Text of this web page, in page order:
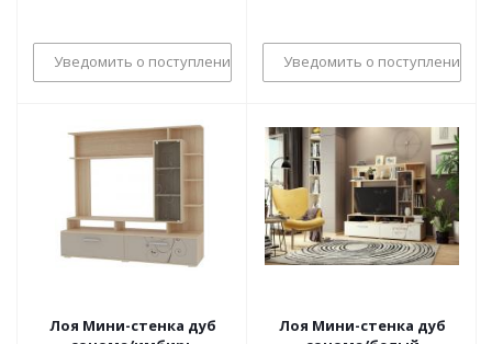
Уведомить о поступлении Уведомить о поступлении
Лоя Мини-стенка дуб
Лоя Мини-стенка дуб